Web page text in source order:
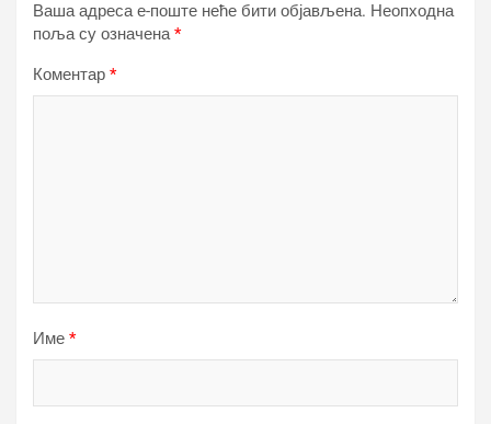
Ваша адреса е-поште неће бити објављена. Неопходна
поља су означена*
Коментар *
Име *